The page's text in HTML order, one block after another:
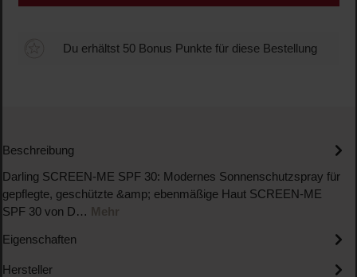
Du erhältst 50 Bonus Punkte für diese Bestellung
Beschreibung
Darling SCREEN-ME SPF 30: Modernes Sonnenschutzspray für
gepflegte, geschützte &amp; ebenmäßige Haut SCREEN-ME
SPF 30 von D… Mehr
Eigenschaften
Hersteller